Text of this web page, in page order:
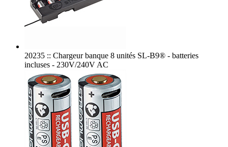
20235 :: Chargeur banque 8 unités SL-B9® - batteries
incluses - 230V/240V AC